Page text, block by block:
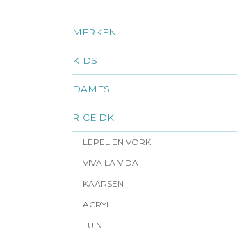
MERKEN
KIDS
DAMES
RICE DK
LEPEL EN VORK
VIVA LA VIDA
KAARSEN
ACRYL
TUIN